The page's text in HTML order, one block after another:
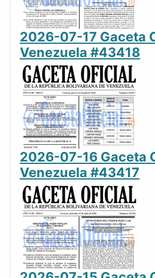
2026-07-17 Gaceta
Venezuela #43418
2026-07-16 Gaceta
Venezuela #43417